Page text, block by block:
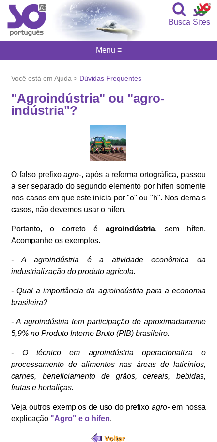
Sites
Busca
Você está em Ajuda > Dúvidas Frequentes
"Agroindústria" ou "agro-
indústria"?
O falso prefixoagro-, após a reforma ortográfica, passou
a ser separado do segundo elemento por hífen somente
nos casos em que este inicia por "o" ou "h". Nos demais
casos, não devemos usar o hífen.
Portanto, o correto é agroindústria, sem hífen.
Acompanhe os exemplos.
- A agroindústria é a atividade econômica da
industrialização do produto agrícola.
- Qual a importância da agroindústria para a economia
brasileira?
- A agroindústria tem participação de aproximadamente
5,9% no Produto Interno Bruto (PIB) brasileiro.
- O técnico em agroindústria operacionaliza o
processamento de alimentos nas áreas de laticínios,
carnes, beneficiamento de grãos, cereais, bebidas,
frutas e hortaliças.
Veja outros exemplos de uso do prefixo agro-em nossa
explicação "Agro" e o hífen.